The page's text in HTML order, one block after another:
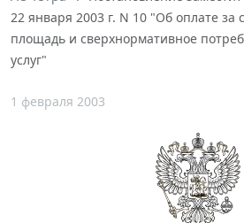
22 января 2003 г. N 10 "Об оплате за
площадь и сверхнормативное
услуг"
1 февраля 2003